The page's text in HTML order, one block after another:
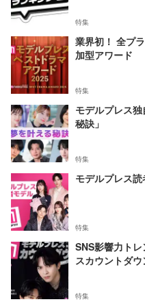
特集
業界初！ 全プ
加型アワード
特集
モデルプレス
秘訣」
特集
モデルプレス
特集
SNS影響力ト
スカウントダウ
特集